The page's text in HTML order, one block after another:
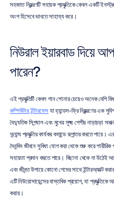
সহজাত নিয়ন্ত্রণটি সহায়ক প্রযুক্তিকে কেবল একটি
অংশ হিসেবে ভাবতে সাহায্য করে।
নিউরাল ইয়ারবাড দিয়ে
পারেন?
এই প্রযুক্তিটি কেবল গান শোনার চেয়েও অনেক বেশি
কম্পিউটার ইন্টারফেস যা হ্যান্ডস-ফ্রি নিয়ন্ত্রণের এক
বৈদ্যুতিক সিগন্যাল এবং মুখের সূক্ষ্ম পেশীর নাড়াচড়া
অন্যান্য প্রযুক্তির কার্যকর কমান্ডে রূপান্তর করতে পারে।
দৈনন্দিন জীবনে সুবিধা যোগ করা থেকে শুরু করে শারীরিক
সহায়তা প্রদান করতে পারে। বিছানা থেকে না উঠেই
এবং জীবন্ত উপায়ে কোনো গেমের সাথে ইন্টারঅ্যাক্ট
এটি নিউরোসায়েন্সের বাস্তবিক প্রয়োগ, যা
করায়।